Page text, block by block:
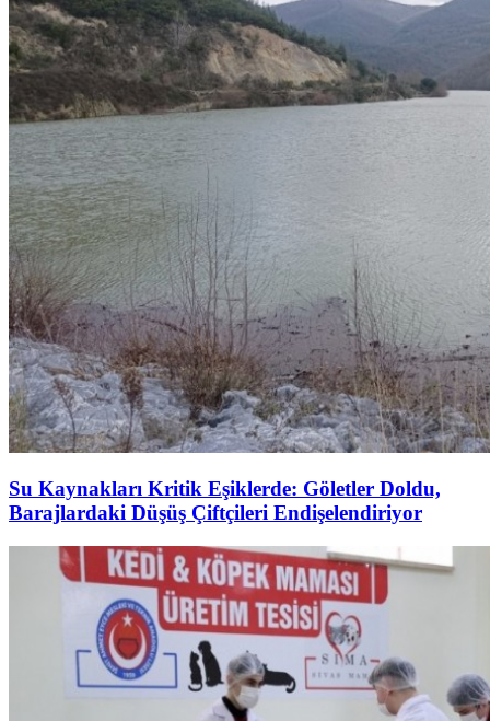
Su Kaynakları Kritik Eşiklerde: Göletler Doldu,
Barajlardaki Düşüş Çiftçileri Endişelendiriyor